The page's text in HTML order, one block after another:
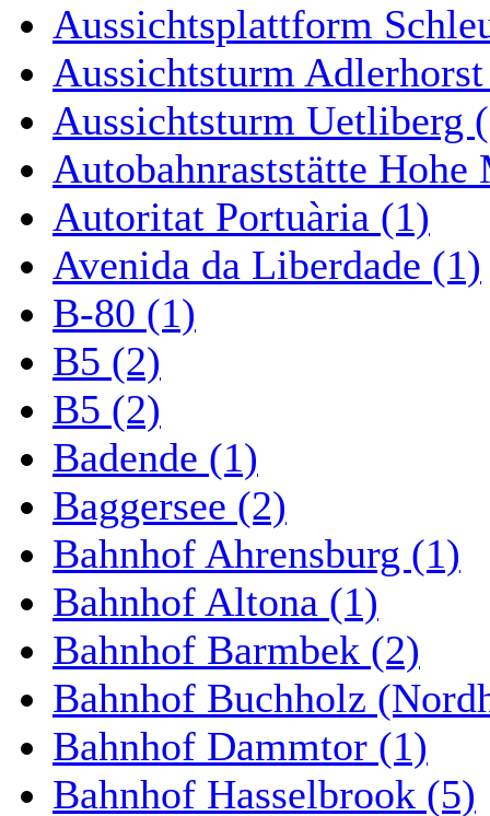
Aussichtsplattform
Aussichtsturm
Aussichtsturm Uetliberg
Autobahnraststätte Hohe
Autoritat Portuària (1)
Avenida da Liberdade (1)
B-80 (1)
B5 (2)
B5 (2)
Badende (1)
Baggersee (2)
Bahnhof Ahrensburg (1)
Bahnhof Altona (1)
Bahnhof Barmbek (2)
Bahnhof Buchholz
Bahnhof Dammtor (1)
Bahnhof Hasselbrook (5)